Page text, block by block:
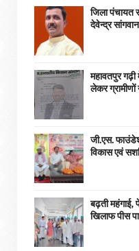
जिला पंचायत
देवेन्द्र सांगवान
महावतपुर
लेकर ग्रामीणों
जी.एस.
विकास एवं
बढ़ती महंगाई,
खिलाफ पीस